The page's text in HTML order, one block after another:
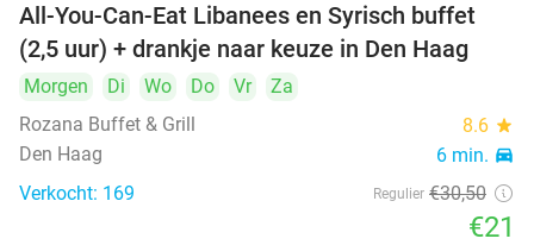
food
food
31%
All-You-Can-Eat Libanees en Syrisch buffet
(2,5 uur) + drankje naar keuze in Den Haag
Morgen Di Wo Do Vr
Za
Rozana Buffet & Grill
8.6 star
Den Haag 6 min. directions_car
Verkocht: 169 Regulier €30,50
€21